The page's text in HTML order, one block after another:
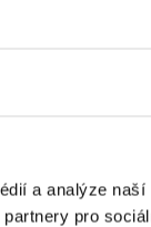
a analýze
pro